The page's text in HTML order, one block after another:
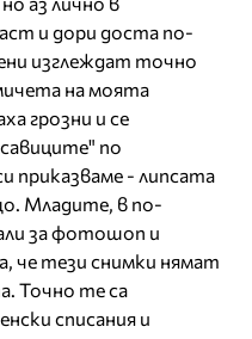
и дори доста по-
изглеждат точно
на моята
грозни и се
по
приказваме - липсата
Младите, в по-
за фотошоп и
че тези снимки нямат
Точно те са
списания и